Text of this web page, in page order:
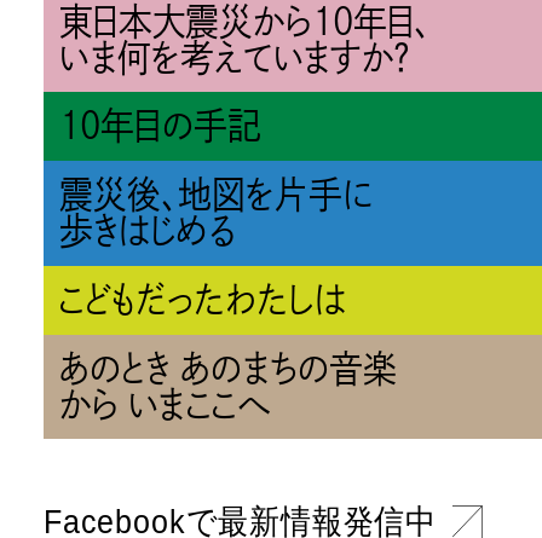
東日本大震災から10年目、
いま何を考えていますか？
10年目の手記
震災後、地図を片手に
歩きはじめる
こどもだったわたしは
あのとき あのまちの音楽
から いまここへ
Facebookで最新情報発信中